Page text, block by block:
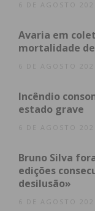
Assine
obtenha
Eu li e
6 DE AGOSTO 2026
Avaria em
mortalidade
6 DE AGOSTO 2026
Incêndio
estado grave
6 DE AGOSTO 2026
Bruno Silva
edições
desilusão»
6 DE AGOSTO 2026